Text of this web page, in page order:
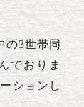
の3世帯同
でおりま
ションし